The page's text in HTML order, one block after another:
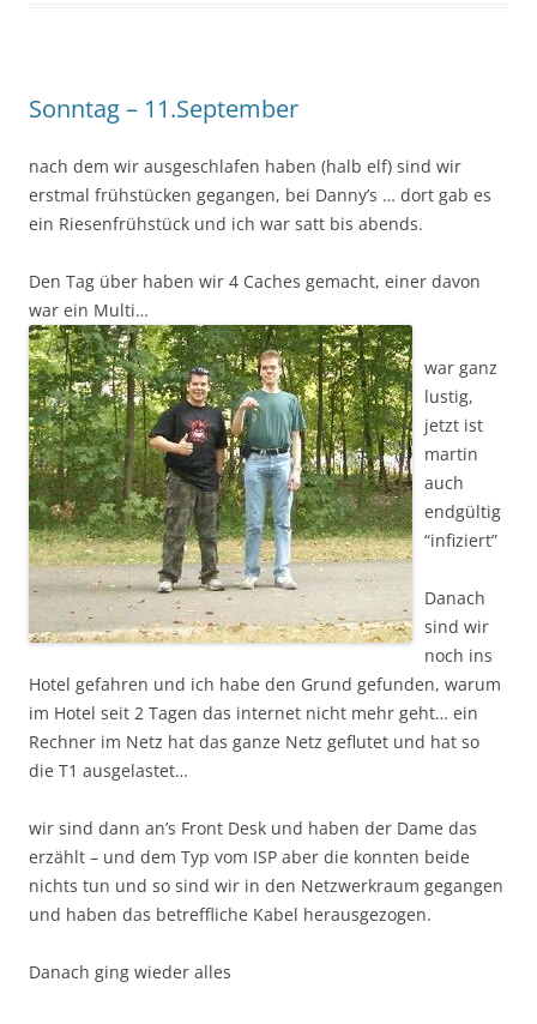
Sonntag – 11.September
nach dem wir ausgeschlafen haben (halb elf) sind wir
erstmal frühstücken gegangen, bei Danny’s … dort gab es
ein Riesenfrühstück und ich war satt bis abends.
Den Tag über haben wir 4 Caches gemacht, einer davon
war ein Multi…
war ganz
lustig,
jetzt ist
martin
auch
endgültig
“infiziert”
Danach
sind wir
noch ins
Hotel gefahren und ich habe den Grund gefunden, warum
im Hotel seit 2 Tagen das internet nicht mehr geht… ein
Rechner im Netz hat das ganze Netz geflutet und hat so
die T1 ausgelastet…
wir sind dann an’s Front Desk und haben der Dame das
erzählt – und dem Typ vom ISP aber die konnten beide
nichts tun und so sind wir in den Netzwerkraum gegangen
und haben das betreffliche Kabel herausgezogen.
Danach ging wieder alles